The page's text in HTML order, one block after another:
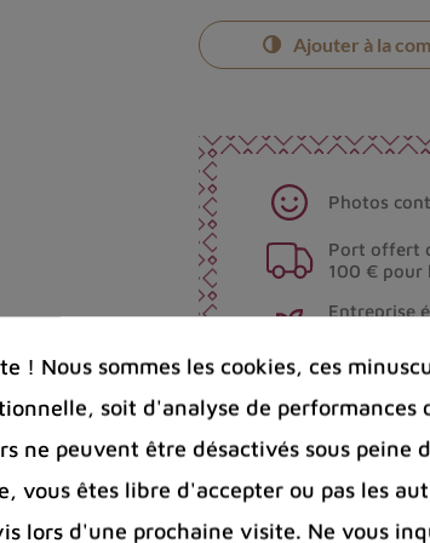
Ajouter à la
Photos
Port offert
100 € pour
Entreprise
Bijoux
Partager :
! Nous sommes les cookies, ces
soit d'analyse de performances
ne peuvent être désactivés sous peine
vous êtes libre d'accepter ou pas les
lors d'une prochaine visite. Ne vous